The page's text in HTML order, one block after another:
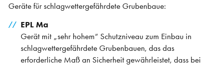
Geräte für schlagwettergefährdete Grubenbaue:
EPL Ma
Gerät mit „sehr hohem“ Schutzniveau zum Einbau in
schlagwettergefährdete Grubenbauen, das das
erforderliche Maß an Sicherheit gewährleistet, dass bei